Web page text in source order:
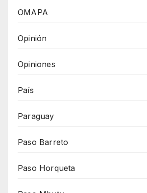
OMAPA
Opinión
Opiniones
País
Paraguay
Paso Barreto
Paso Horqueta